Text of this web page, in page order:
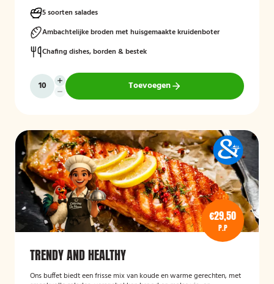
5 soorten salades
Ambachtelijke broden met huisgemaakte kruidenboter
Chafing dishes, borden & bestek
Toevoegen
€29,50
P.P
TRENDY AND HEALTHY
Ons buffet biedt een frisse mix van koude en warme gerechten, met